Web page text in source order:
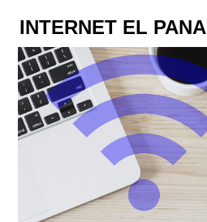
INTERNET EL PANA